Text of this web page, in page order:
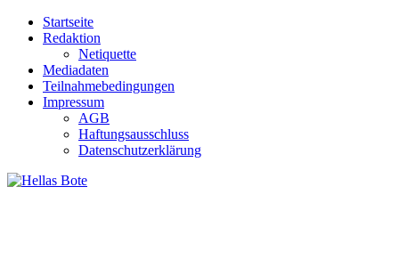
Zum
Inhalt
Startseite
Redaktion
Netiquette
Mediadaten
Teilnahmebedingungen
Impressum
AGB
Haftungsausschluss
Datenschutzerklärung